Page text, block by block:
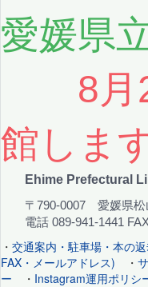
愛媛県
8月
館しま
Ehime Prefectural
〒790-0007 愛媛県松
電話 089-941-1441
・ 交通案内・駐車場・本の
FAX・メールアドレス) ・
ー ・ Instagram運用ポリシ